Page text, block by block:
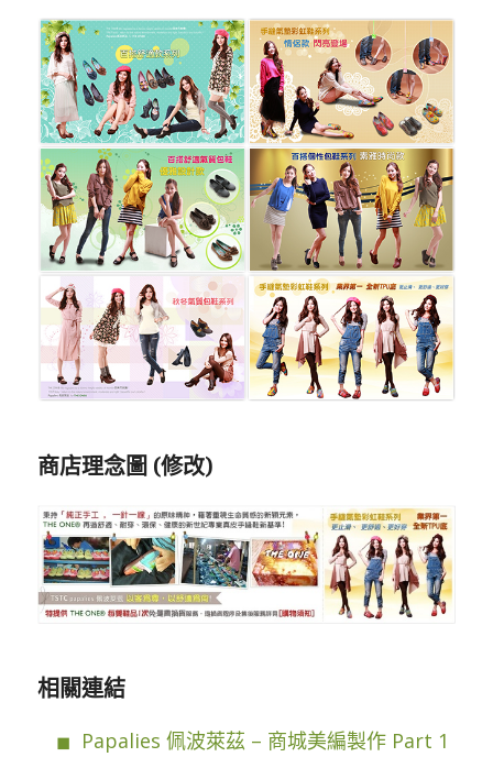
商店理念圖 (修改)
相關連結
Papalies 佩波萊茲 – 商城美編製作 Part 1